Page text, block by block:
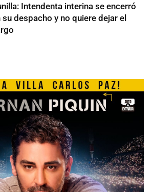
Intendenta interina se encerró
su despacho y no quiere dejar el